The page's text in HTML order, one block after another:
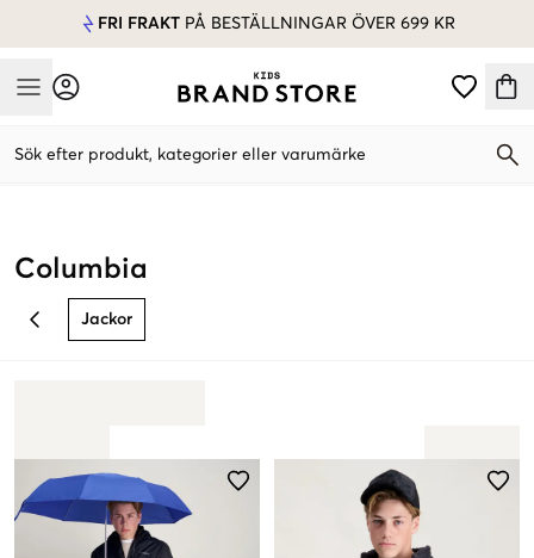
FRI FRAKT PÅ BESTÄLLNINGAR ÖVER 699 KR
Mobile Menu
Sök efter produkt, kategorier eller varumärke
Columbia
BACK Jackor